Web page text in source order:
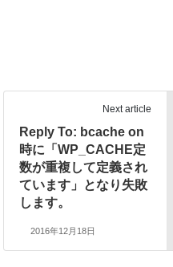
Next article
Reply To: bcache on
時に「WP_CACHE定
数が重複して定義され
ています」となり失敗
します。
2016年12月18日